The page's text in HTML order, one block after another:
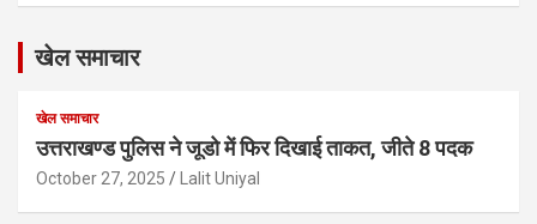
खेल समाचार
खेल समाचार
उत्तराखण्ड पुलिस ने जूडो में फिर दिखाई ताकत, जीते 8 पदक
October 27, 2025 Lalit Uniyal